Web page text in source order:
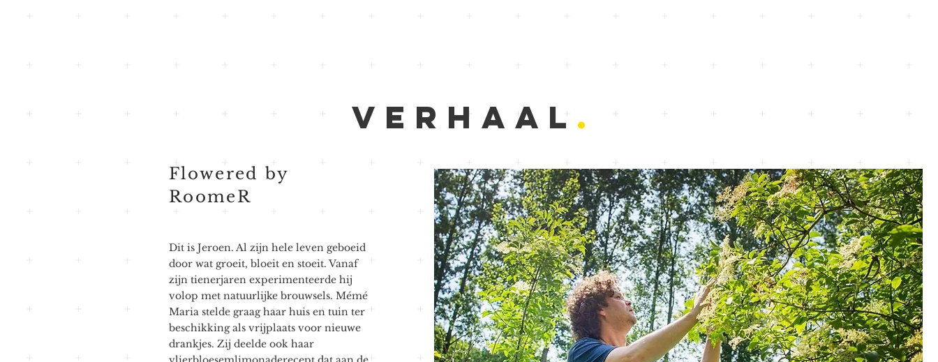
VERHAAL .
Flowered by
RoomeR
Dit is Jeroen. Al zijn hele leven geboeid
door wat groeit, bloeit en stoeit. Vanaf
zijn tienerjaren experimenteerde hij
volop met natuurlijke brouwsels. Mémé
Maria stelde graag haar huis en tuin ter
beschikking als vrijplaats voor nieuwe
drankjes. Zij deelde ook haar